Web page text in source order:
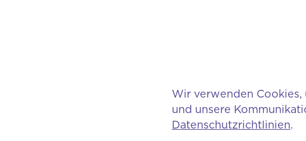
Wir verwenden Cookies,
und unsere
Datenschutzrichtlinien.